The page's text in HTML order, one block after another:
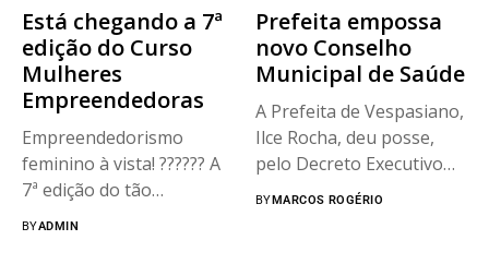
Está chegando a 7ª
edição do Curso
Mulheres
Empreendedoras
Empreendedorismo
feminino à vista! ????‍?? A
7ª edição do tão
aguardado curso...
BYADMIN
Prefeita empossa
novo Conselho
Municipal de Saúde
A Prefeita de Vespasiano,
Ilce Rocha, deu posse,
pelo Decreto Executivo
nº...
BY MARCOS ROGÉRIO